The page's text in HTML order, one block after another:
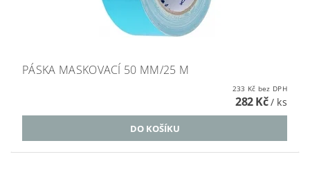
PÁSKA MASKOVACÍ 50 MM/25 M
233 Kč bez DPH
282 Kč/ ks